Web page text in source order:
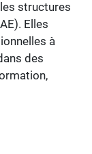
structures
Elles
à
des